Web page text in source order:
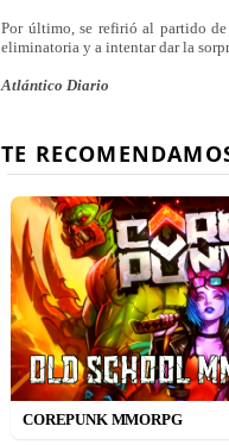
Por último, se refirió al partido
eliminatoria y a intentar dar la
Atlántico Diario
COREPUNK MMORPG